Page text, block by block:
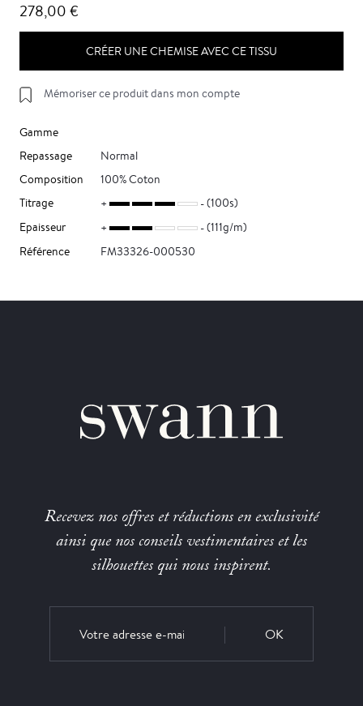
278,00 €
CRÉER UNE CHEMISE AVEC CE TISSU
Mémoriser ce produit dans mon compte
Gamme
Repassage
Normal
Composition
100% Coton
Titrage
(100s)
Epaisseur
(111g/m)
Référence
FM33326-000530
Recevez nos offres et réductions en exclusivité
ainsi que nos conseils vestimentaires et les
silhouettes qui nous inspirent.
OK